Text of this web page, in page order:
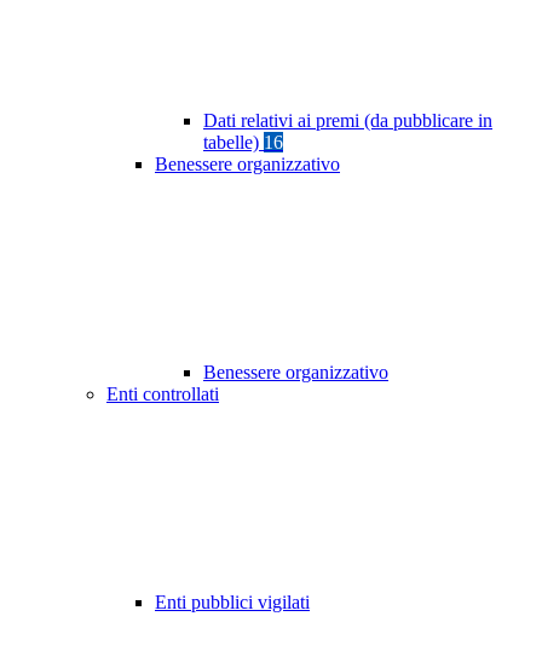
Dati relativi ai premi (da pubblicare in
tabelle) 16
Benessere organizzativo
Benessere organizzativo
Enti controllati
Enti pubblici vigilati